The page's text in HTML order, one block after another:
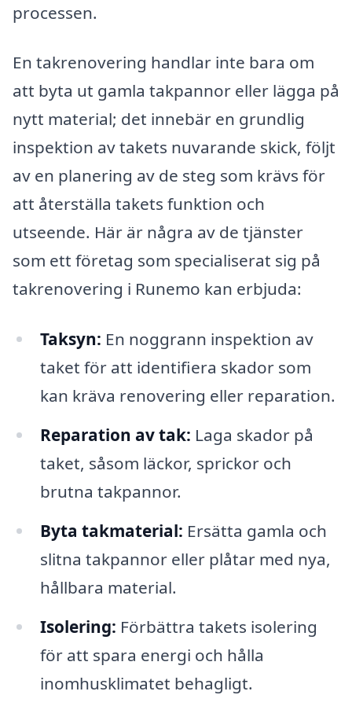
processen.
En takrenovering handlar inte bara om
att byta ut gamla takpannor eller lägga på
nytt material; det innebär en grundlig
inspektion av takets nuvarande skick, följt
av en planering av de steg som krävs för
att återställa takets funktion och
utseende. Här är några av de tjänster
som ett företag som specialiserat sig på
takrenovering i Runemo kan erbjuda:
Taksyn: En noggrann inspektion av
taket för att identifiera skador som
kan kräva renovering eller reparation.
Reparation av tak: Laga skador på
taket, såsom läckor, sprickor och
brutna takpannor.
Byta takmaterial: Ersätta gamla och
slitna takpannor eller plåtar med nya,
hållbara material.
Isolering: Förbättra takets isolering
för att spara energi och hålla
inomhusklimatet behagligt.